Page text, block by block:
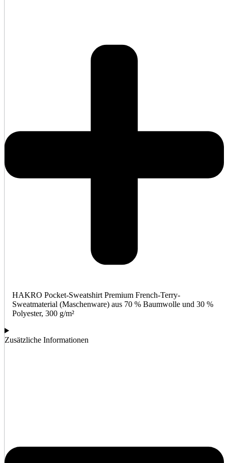
HAKRO Pocket-Sweatshirt Premium French-Terry-
Sweatmaterial (Maschenware) aus 70 % Baumwolle und 30 %
Polyester, 300 g/m²
Zusätzliche Informationen